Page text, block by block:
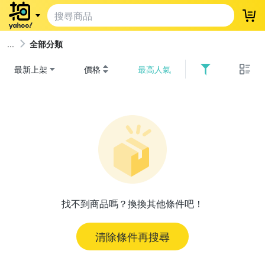
登
全部分類
最新上架 價格 最高人氣
找不到商品嗎？換換其他條件吧！
清除條件再搜尋